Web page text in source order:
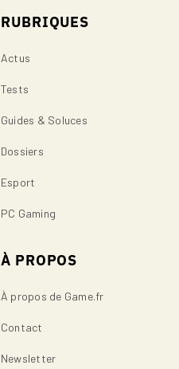
RUBRIQUES
Actus
Tests
Guides & Soluces
Dossiers
Esport
PC Gaming
À PROPOS
À propos de Game.fr
Contact
Newsletter